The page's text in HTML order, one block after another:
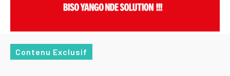
Contenu Exclusif